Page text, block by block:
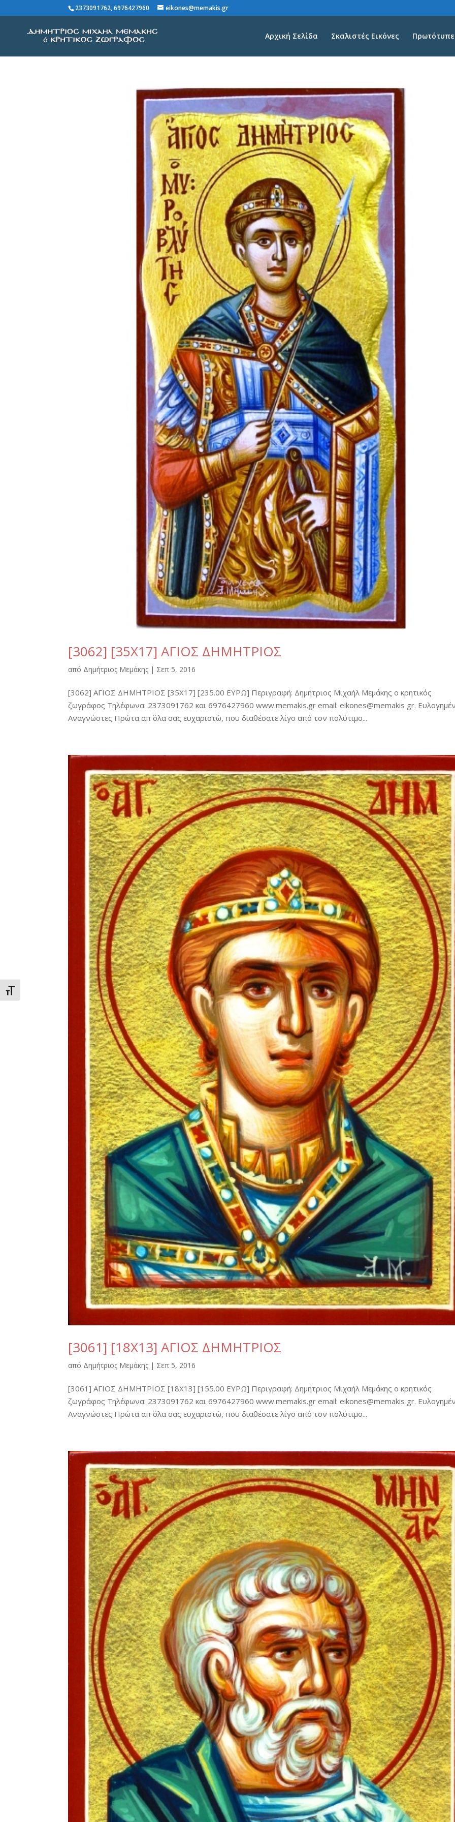
Εναλλαγή Μεγέθους Γραμμάτων
2373091762, 6976427960 eikones@memakis.gr
Αρχική Σελίδα Σκαλιστές Εικόνες
[3062] [35Χ17] ΑΓΙΟΣ ΔΗΜΗΤΡΙΟΣ
από Δημήτριος Μεμάκης | Σεπ 5, 2016
[3062] ΑΓΙΟΣ ΔΗΜΗΤΡΙΟΣ [35X17] [235.00 ΕΥΡΩ] Περιγραφή: Δημήτριος Μιχαήλ Μεμάκης ο κρητικός
ζωγράφος Τηλέφωνα: 2373091762 και 6976427960 www.memakis.gr email: eikones@memakis gr.
Αναγνώστες Πρώτα απ΄ όλα σας ευχαριστώ, που διαθέσατε λίγο από τον πολύτιμο...
[3061] [18Χ13] ΑΓΙΟΣ ΔΗΜΗΤΡΙΟΣ
από Δημήτριος Μεμάκης | Σεπ 5, 2016
[3061] ΑΓΙΟΣ ΔΗΜΗΤΡΙΟΣ [18X13] [155.00 ΕΥΡΩ] Περιγραφή: Δημήτριος Μιχαήλ Μεμάκης ο κρητικός
ζωγράφος Τηλέφωνα: 2373091762 και 6976427960 www.memakis.gr email: eikones@memakis gr.
Αναγνώστες Πρώτα απ΄ όλα σας ευχαριστώ, που διαθέσατε λίγο από τον πολύτιμο...